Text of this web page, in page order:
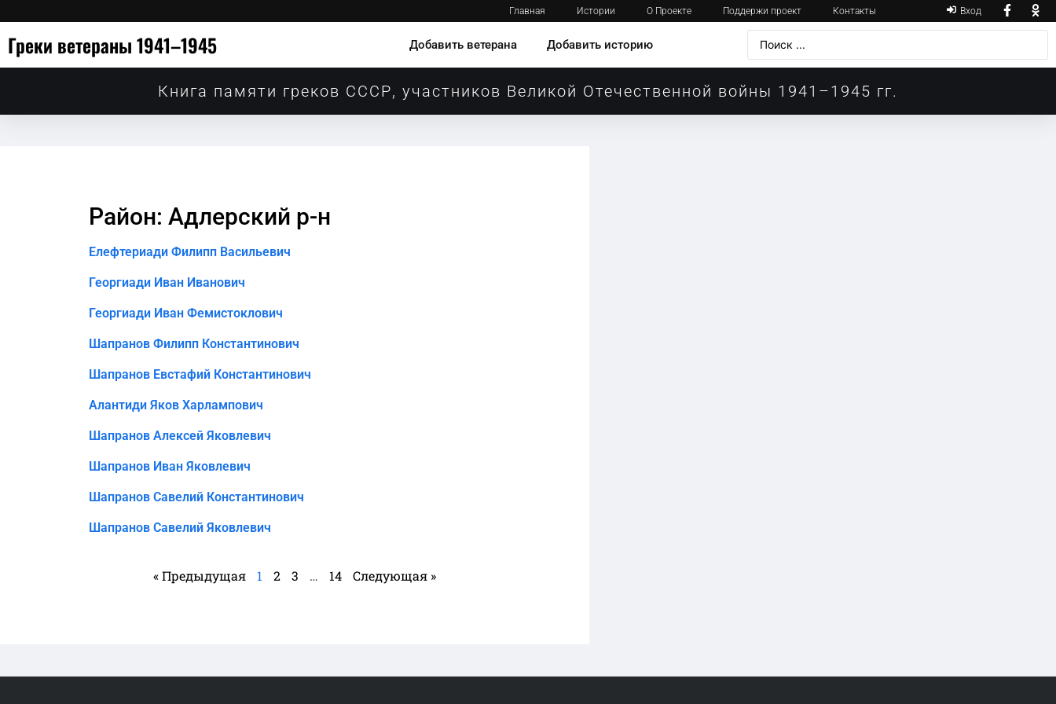
Главная Истории О Проекте Поддержи проект Контакты Вход
Греки ветераны 1941–1945 Добавить ветерана Добавить историю
Книга памяти греков СССР, участников Великой Отечественной войны 1941–1945 гг.
Район: Адлерский р-н
Елефтериади Филипп Васильевич
Георгиади Иван Иванович
Георгиади Иван Фемистоклович
Шапранов Филипп Константинович
Шапранов Евстафий Константинович
Алантиди Яков Харлампович
Шапранов Алексей Яковлевич
Шапранов Иван Яковлевич
Шапранов Савелий Константинович
Шапранов Савелий Яковлевич
« Предыдущая 1 2 3 … 14 Следующая »